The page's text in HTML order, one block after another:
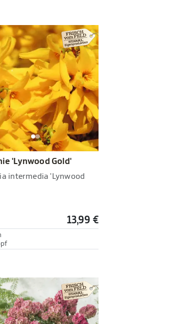
'Lynwood Gold'
intermedia 'Lynwood
13,99 €